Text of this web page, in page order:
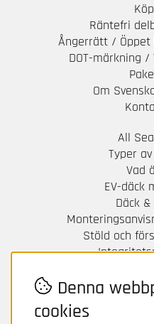
Räntefri
Ångerrätt /
DOT-märkning
Om
All
Typer
Vad
EV-däck
Däck
Stöld och
Denna
cookies